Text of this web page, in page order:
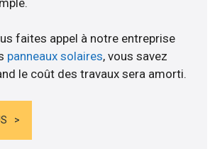
faites appel à notre entreprise
panneaux solaires, vous savez
le coût des travaux sera amorti.